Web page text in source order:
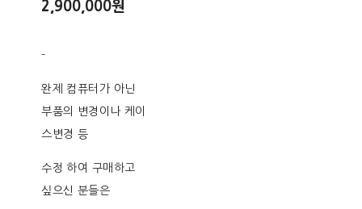
2,900,000원
-
완제 컴퓨터가 아닌
부품의 변경이나 케이
스변경 등
수정 하여 구매하고
싶으신 분들은